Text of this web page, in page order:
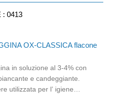
con gli in accordo col
(EC) No 1935/2004 e
della Commissione
2011.
: 0413
OX-CLASSICA flacone
4% con
e candeggiante.
utilizzata per l’ igiene